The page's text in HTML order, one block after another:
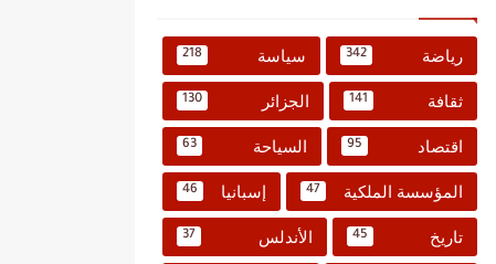
رياضة 342 سياسة 218
ثقافة 141 الجزائر 130
اقتصاد 95 السياحة 63
المؤسسة الملكية 47 إسبانيا 46
تاريخ 45 الأندلس 37